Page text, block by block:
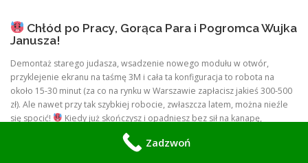
Chłód po Pracy, Gorąca Para i Pogromca Wujka
Janusza!
Demontaż starego judasza, wsadzenie nowego modułu w otwór,
przyklejenie ekranu na taśmę 3M i cała ta konfiguracja to robota na
około 15-30 minut (za co na rynku w Warszawie zapłacisz jakieś 300-500
zł). Ale nawet przy tak szybkiej robocie, zwłaszcza latem, można nieźle
się spocić!
Kiedy już skończysz i opadniesz bez sił na kanapę,
to jedyny ratunek. Musisz jednak upewnić się, że
to, co wylatuje z nawiewu, to chłodna bryza, a nie wylęgarnia pleśni!
Zadzwoń